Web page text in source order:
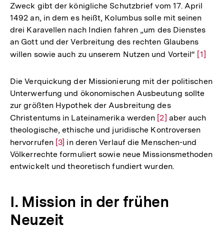
Zweck gibt der königliche Schutzbrief vom 17. April
1492 an, in dem es heißt, Kolumbus solle mit seinen
drei Karavellen nach Indien fahren „um des Dienstes
an Gott und der Verbreitung des rechten Glaubens
willen sowie auch zu unserem Nutzen und Vorteil“ Zur
der
[1]
Die Verquickung der Missionierung mit der politischen
Unterwerfung und ökonomischen Ausbeutung sollte
zur größten Hypothek der Ausbreitung des
Christentums in Lateinamerika werden Zur
Auflösung
der
Fußnote
[2] aber auch
theologische, ethische und juridische Kontroversen
hervorrufen Zur
Auflösung
der
[3] in deren Verlauf die Menschen-und
Völkerrechte formuliert sowie neue Missionsmethoden
entwickelt und theoretisch fundiert wurden.
I. Mission in der frühen
Neuzeit